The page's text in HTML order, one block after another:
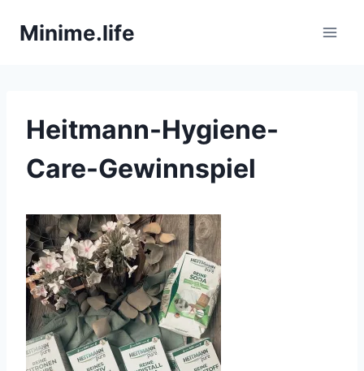
InhaltMinime.life
Heitmann-Hygiene-
Care-Gewinnspiel